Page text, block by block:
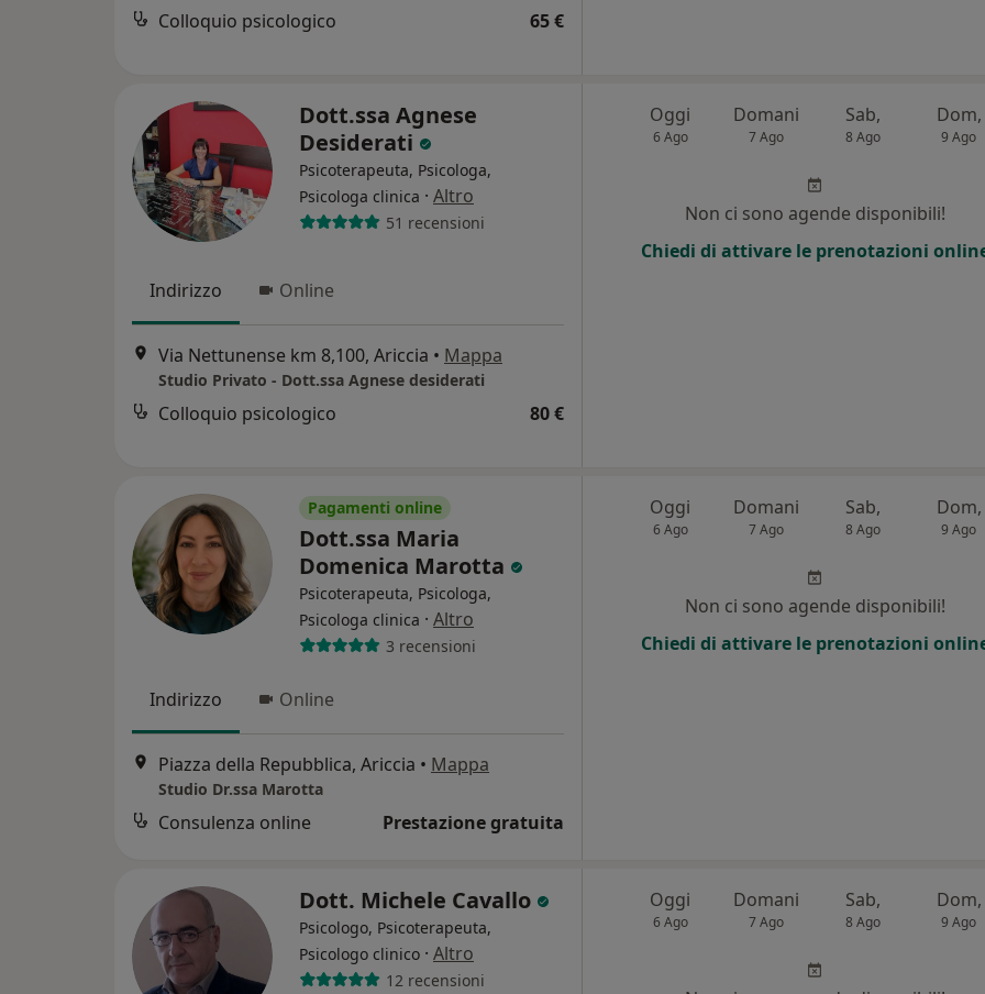
Colloquio psicologico 65 €
Dott.ssa Agnese
Desiderati
Psicoterapeuta, Psicologa,
Psicologa clinica · Altro
51 recensioni
Indirizzo Online
Via Nettunense km 8,100, Ariccia • Mappa
Studio Privato - Dott.ssa Agnese desiderati
Colloquio psicologico 80 €
Oggi
6 Ago
Domani
7 Ago
Sab,
8 Ago
Dom,
9 Ago
Non ci sono agende disponibili!
Chiedi di attivare le prenotazioni
Pagamenti online
Dott.ssa Maria
Domenica Marotta
Psicoterapeuta, Psicologa,
Psicologa clinica · Altro
3 recensioni
Indirizzo Online
Piazza della Repubblica, Ariccia • Mappa
Studio Dr.ssa Marotta
Consulenza online Prestazione gratuita
Oggi
6 Ago
Domani
7 Ago
Sab,
8 Ago
Dom,
9 Ago
Non ci sono agende disponibili!
Chiedi di attivare le prenotazioni
Dott. Michele Cavallo
Psicologo, Psicoterapeuta,
Psicologo clinico · Altro
12 recensioni
Oggi
6 Ago
Domani
7 Ago
Sab,
8 Ago
Dom,
9 Ago